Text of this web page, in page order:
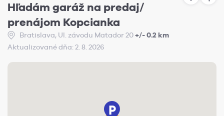
Hľadám garáž na predaj/
prenájom Kopcianka
Bratislava, Ul. závodu Matador 20+/- 0.2 km
Aktualizované dňa: 2. 8. 2026